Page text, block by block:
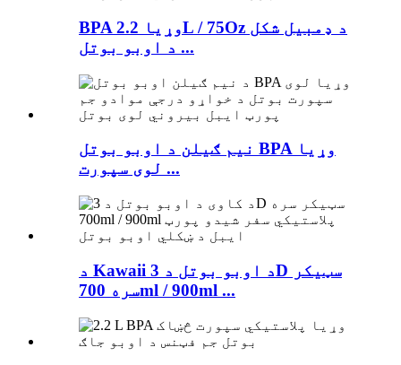
BPA وړیا 2.2L / 75Oz د ډمبیل شکل
د اوبو بوتل ...
نیم ګیلن د اوبو بوتل BPA وړیا
لوی سپورت ...
د Kawaii د اوبو بوتل د 3D سټیکر
سره 700ml / 900ml ...